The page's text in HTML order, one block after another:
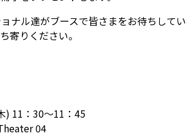
ナル達がブースで皆さまをお待ちしてい
寄りください。
) 11：30～11：45
04